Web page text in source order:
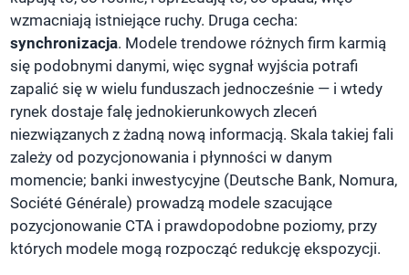
wzmacniają istniejące ruchy. Druga cecha:
synchronizacja. Modele trendowe różnych firm karmią
się podobnymi danymi, więc sygnał wyjścia potrafi
zapalić się w wielu funduszach jednocześnie — i wtedy
rynek dostaje falę jednokierunkowych zleceń
niezwiązanych z żadną nową informacją. Skala takiej fali
zależy od pozycjonowania i płynności w danym
momencie; banki inwestycyjne (Deutsche Bank, Nomura,
Société Générale) prowadzą modele szacujące
pozycjonowanie CTA i prawdopodobne poziomy, przy
których modele mogą rozpocząć redukcję ekspozycji.